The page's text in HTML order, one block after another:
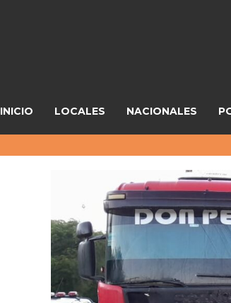
INICIO LOCALES NACIONALES